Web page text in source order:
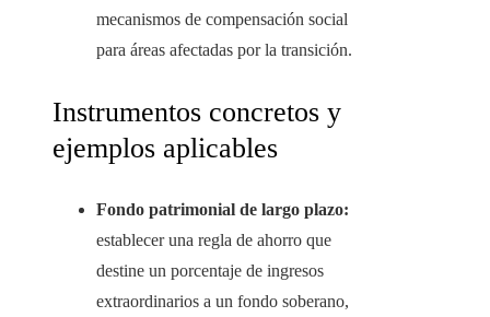
mecanismos de compensación social
para áreas afectadas por la transición.
Instrumentos concretos y
ejemplos aplicables
Fondo patrimonial de largo plazo:
establecer una regla de ahorro que
destine un porcentaje de ingresos
extraordinarios a un fondo soberano,